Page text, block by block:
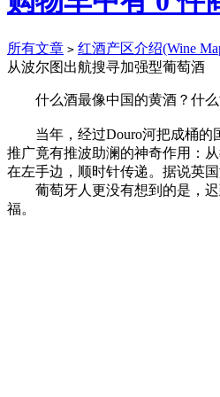
所有文章 > 红酒产区介绍(Wine
从波尔图出航搜寻加强型葡萄酒
什么酒最像中国的黄酒？什么
当年，经过Douro河把成桶的国
推广竟有推波助澜的神奇作用：
在左手边，顺时针传递。据说英
葡萄牙人更没有想到的是，迟
福。